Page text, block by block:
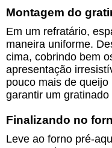
Montagem do
Em um refratário,
maneira uniforme.
cima, cobrindo bem
apresentação
pouco mais de
garantir um
Finalizando no
Leve ao forno pré-